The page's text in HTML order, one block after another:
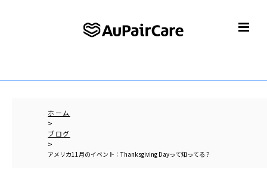
ホーム
>
ブログ
>
アメリカ11月のイベント：Thanksgiving Dayって知ってる？